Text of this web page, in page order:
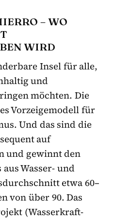
– WO
WIRD
Insel für alle,
und
möchten. Die
Vorzeigemodell für
Und das sind die
auf
und gewinnt den
Wasser- und
etwa 60–
von über 90. Das
(Wasserkraft-